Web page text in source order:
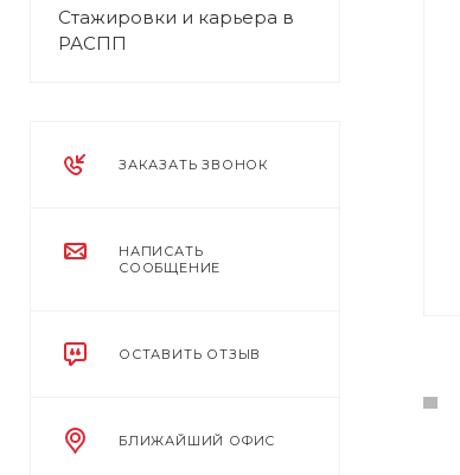
Стажировки и карьера в
РАСПП
ЗАКАЗАТЬ ЗВОНОК
НАПИСАТЬ
СООБЩЕНИЕ
ОСТАВИТЬ ОТЗЫВ
БЛИЖАЙШИЙ ОФИС